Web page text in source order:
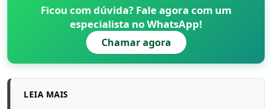
Ficou com dúvida? Fale agora com um
especialista no WhatsApp!
Chamar agora
LEIA MAIS